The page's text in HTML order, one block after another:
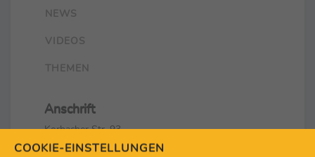
NEWS
VIDEOS
THEMEN
Anschrift
Korbacher Str. 93
DE-34132 Kassel
COOKIE-EINSTELLUNGEN